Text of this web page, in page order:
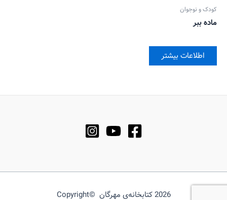
کودک و نوجوان
ماده ببر
اطلاعات بیشتر
2026 کتابخانه‌ی مهرگان ©Copyright